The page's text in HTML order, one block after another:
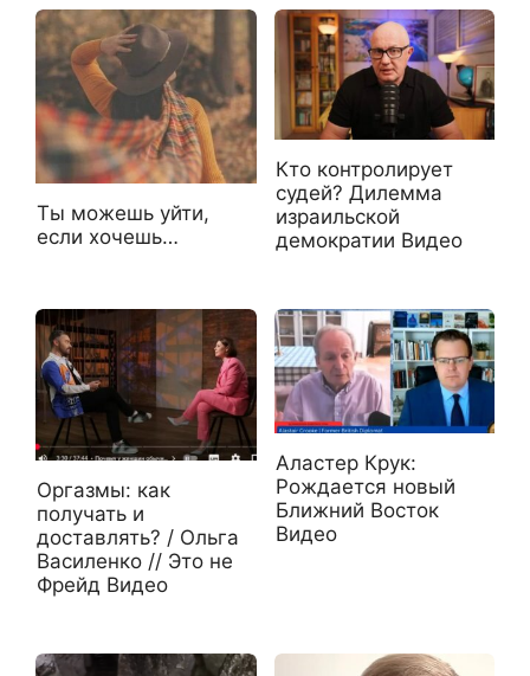
Ты можешь уйти,
если хочешь…
Кто контролирует
судей? Дилемма
израильской
демократии Видео
Оргазмы: как
получать и
доставлять? / Ольга
Василенко // Это не
Фрейд Видео
Аластер Крук:
Рождается новый
Ближний Восток
Видео